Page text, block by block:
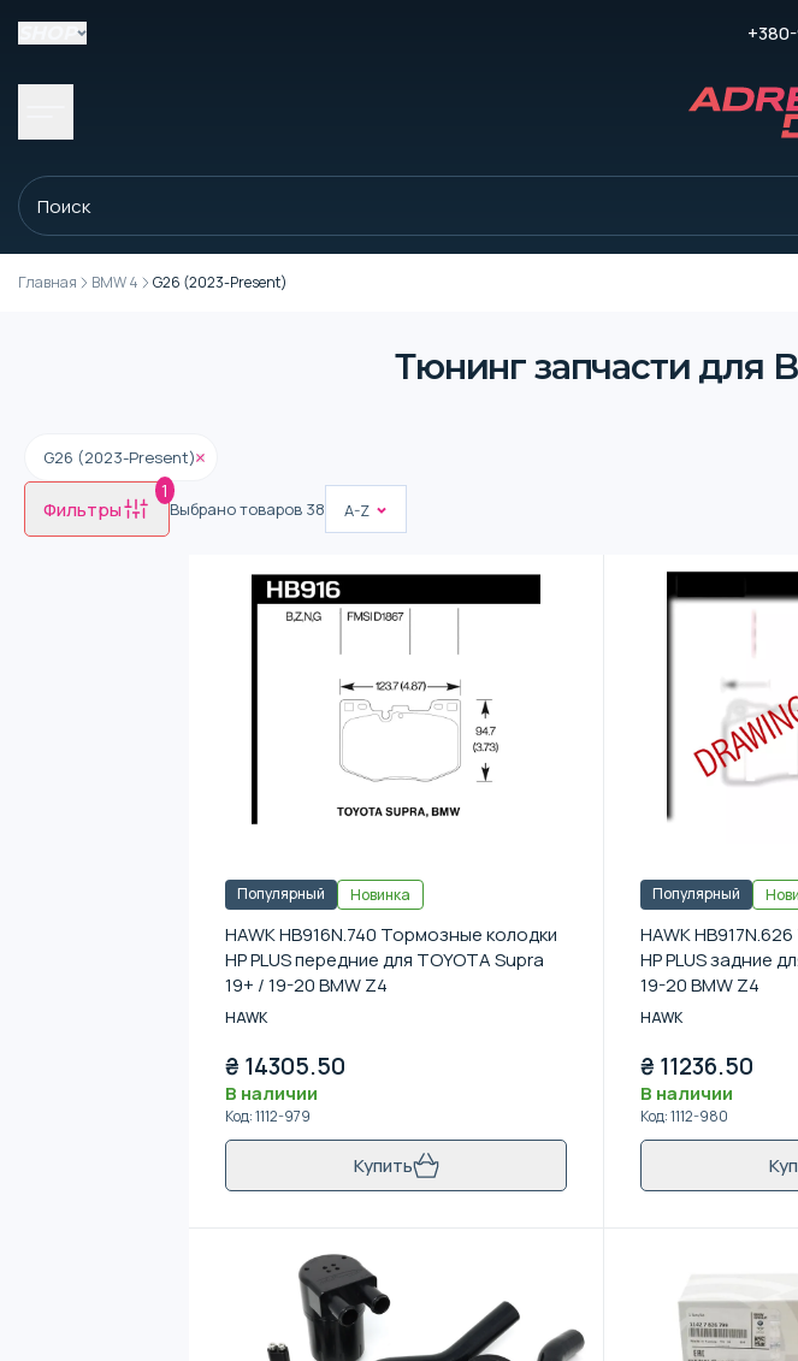
Главная BMW 4 G26 (2023-Present)
Тюнинг запчасти для
G26 (2023-Present)
Фильтры
1
Выбрано товаров 38 A-Z
Популярный Новинка
HAWK HB916N.740 Тормозные колодки
HP PLUS передние для TOYOTA Supra
19+ / 19-20 BMW Z4
HAWK
₴ 14305.50
В наличии
Код:1112-979
Купить
Популярный
HAWK
HP PLUS задние
19-20 BMW Z4
HAWK
₴ 11236.50
В наличии
Код:1112-980